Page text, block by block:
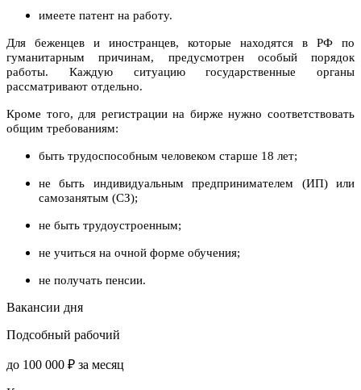
имеете патент на работу.
Для беженцев и иностранцев, которые находятся в РФ по
гуманитарным причинам, предусмотрен особый порядок
работы. Каждую ситуацию государственные органы
рассматривают отдельно.
Кроме того, для регистрации на бирже нужно соответствовать
общим требованиям:
быть трудоспособным человеком старше 18 лет;
не быть индивидуальным предпринимателем (ИП) или
самозанятым (СЗ);
не быть трудоустроенным;
не учиться на очной форме обучения;
не получать пенсии.
Вакансии дня
Подсобный рабочий
до 100 000 ₽ за месяц